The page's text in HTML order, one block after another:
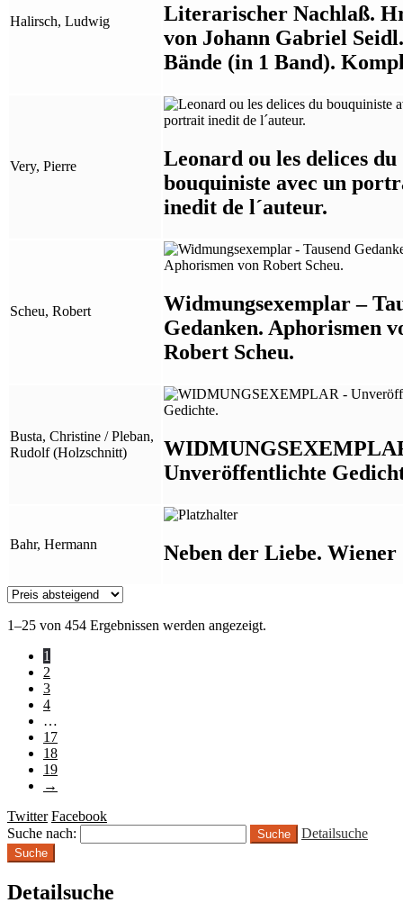
Halirsch, Ludwig
Literarischer Nachlaß.
von Johann Gabriel
Bände (in 1 Band).
Very, Pierre
Leonard ou les delices du
bouquiniste avec un
inedit de l´auteur.
Scheu, Robert
Widmungsexemplar –
Gedanken. Aphorismen
Robert Scheu.
Busta, Christine / Pleban,
Rudolf (Holzschnitt)
Unveröffentlichte
Bahr, Hermann Neben der Liebe. Wiener
1–25 von 454 Ergebnissen werden angezeigt.
1
2
3
4
…
17
18
19
→
Twitter Facebook
Suche nach:
Detailsuche
Suche
Detailsuche